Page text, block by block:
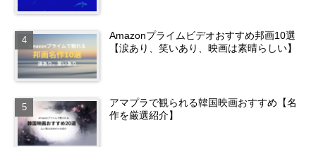
Amazonプライムビデオおすすめ邦画10選
【涙あり、笑いあり、映画は素晴らしい】
アマプラで観られる韓国映画おすすめ【名
作を厳選紹介】